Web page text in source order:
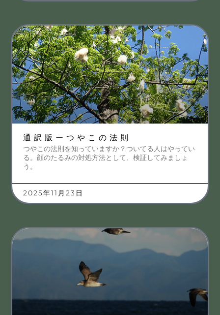
通訳版ーつやこの法則
つやこの法則を知っていますか？ついてる人はやってい
る。顔のたるみの対処方法として、検証してみましょ
う。
2025年11月23日